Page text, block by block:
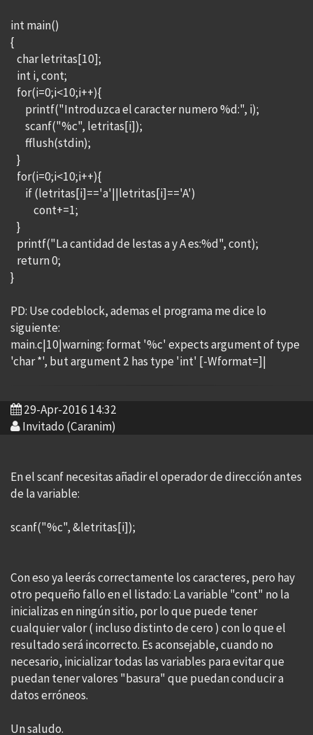
int main()
{
char letritas[10];
int i, cont;
for(i=0;i<10;i++){
printf("Introduzca el caracter numero %d:", i);
scanf("%c", letritas[i]);
fflush(stdin);
}
for(i=0;i<10;i++){
if (letritas[i]=='a'||letritas[i]=='A')
cont+=1;
}
printf("La cantidad de lestas a y A es:%d", cont);
return 0;
}
PD: Use codeblock, ademas el programa me dice lo
siguiente:
main.c|10|warning: format '%c' expects argument of type
'char *', but argument 2 has type 'int' [-Wformat=]|
29-Apr-2016 14:32
Invitado (Caranim)
En el scanf necesitas añadir el operador de dirección antes
de la variable:
scanf("%c", &letritas[i]);
Con eso ya leerás correctamente los caracteres, pero hay
otro pequeño fallo en el listado: La variable "cont" no la
inicializas en ningún sitio, por lo que puede tener
cualquier valor ( incluso distinto de cero ) con lo que el
resultado será incorrecto. Es aconsejable, cuando no
necesario, inicializar todas las variables para evitar que
puedan tener valores "basura" que puedan conducir a
datos erróneos.
Un saludo.